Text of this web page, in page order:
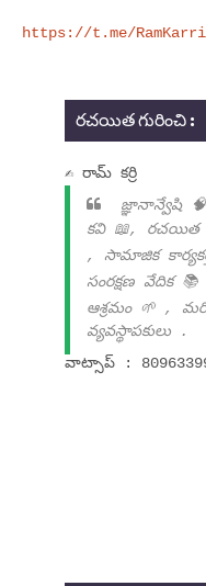
https://t.me/RamKarri
రచయిత గురించి :
✍ రామ్ కర్రి
జ్ఞానాన్వేషి
కవి 📖, రచయిత
, సామాజిక
సంరక్షణ వేదిక
ఆశ్రమం 🌱 ,
వ్యవస్థాపకులు .
వాట్సాప్ :